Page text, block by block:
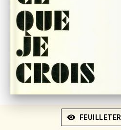
visibility FEUILLETER